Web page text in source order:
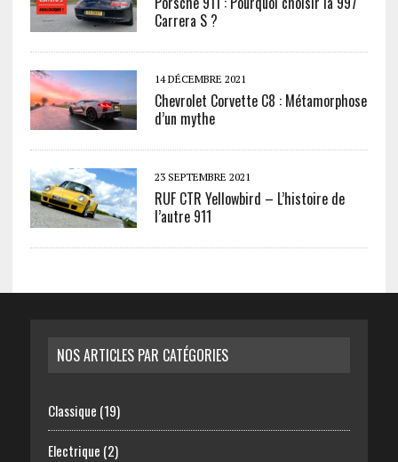
Carrera S ?
14 DÉCEMBRE 2021
Chevrolet Corvette C8 : Métamorphose
d’un mythe
23 SEPTEMBRE 2021
RUF CTR Yellowbird – L’histoire de
l’autre 911
NOS ARTICLES PAR CATÉGORIES
Classique (19)
Electrique (2)